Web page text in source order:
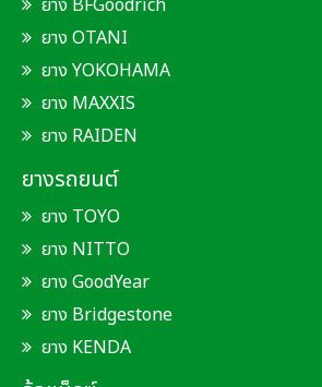
ยาง BFGoodrich
ยาง OTANI
ยาง YOKOHAMA
ยาง MAXXIS
ยาง RAIDEN
ยางรถยนต์
ยาง TOYO
ยาง NITTO
ยาง GoodYear
ยาง Bridgestone
ยาง KENDA